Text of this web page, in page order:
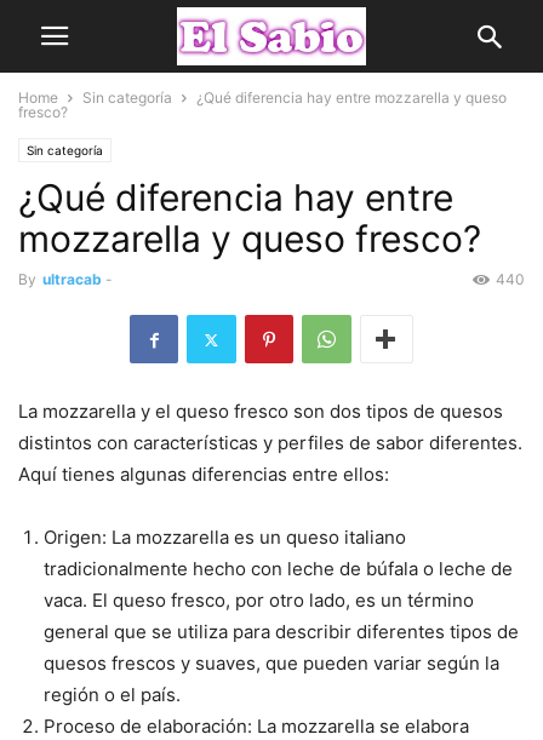
Home Sin categoría
¿Qué diferencia hay entre mozzarella y queso
fresco?
Sin categoría
¿Qué diferencia hay entre
mozzarella y queso fresco?
By ultracab - 440
La mozzarella y el queso fresco son dos tipos de quesos
distintos con características y perfiles de sabor diferentes.
Aquí tienes algunas diferencias entre ellos:
Origen: La mozzarella es un queso italiano
tradicionalmente hecho con leche de búfala o leche de
vaca. El queso fresco, por otro lado, es un término
general que se utiliza para describir diferentes tipos de
quesos frescos y suaves, que pueden variar según la
región o el país.
Proceso de elaboración: La mozzarella se elabora